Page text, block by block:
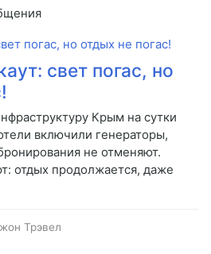
свет погас, но
Крым на сутки
включили генераторы,
не отменяют.
отдых продолжается, даже
Трэвел